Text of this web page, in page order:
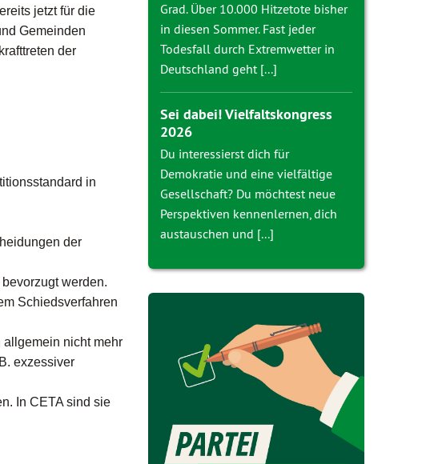
jetzt für die
Gemeinden
der
in
der
werden.
Schiedsverfahren
nicht mehr
exzessiver
In CETA sind sie
Grad. Über 10.000 Hitzetote bisher
in diesen Sommer. Fast jeder
Todesfall durch Extremwetter in
Deutschland geht [...]
Sei dabei! Vielfaltskongress
2026
Du interessierst dich für
Demokratie und eine vielfältige
Gesellschaft? Du möchtest neue
Perspektiven kennenlernen, dich
austauschen und [...]